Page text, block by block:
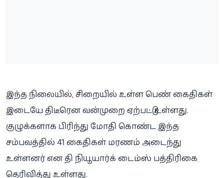
இந்த நிலையில், சிறையில் உள்ள பெண் கைதிகள்
இடையே திடீரென வன்முறை ஏற்பட்டு உள்ளது.
குழுக்களாக பிரிந்து மோதி கொண்ட இந்த
சம்பவத்தில் 41 கைதிகள் மரணம் அடைந்து
உள்ளனர் என தி நியூயார்க் டைம்ஸ் பத்திரிகை
தெரிவித்து உள்ளது.